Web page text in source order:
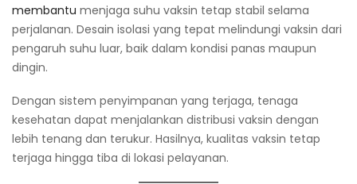
membantu menjaga suhu vaksin tetap stabil selama
perjalanan. Desain isolasi yang tepat melindungi vaksin dari
pengaruh suhu luar, baik dalam kondisi panas maupun
dingin.
Dengan sistem penyimpanan yang terjaga, tenaga
kesehatan dapat menjalankan distribusi vaksin dengan
lebih tenang dan terukur. Hasilnya, kualitas vaksin tetap
terjaga hingga tiba di lokasi pelayanan.